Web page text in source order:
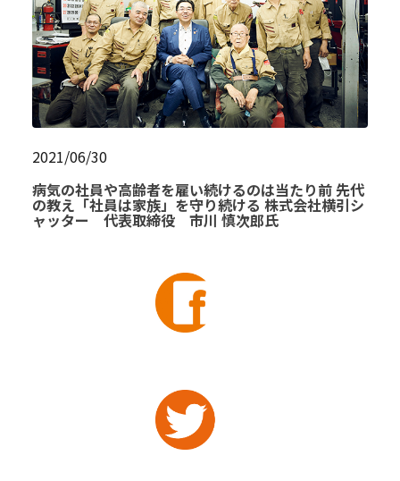
2021/06/30
病気の社員や高齢者を雇い続けるのは当たり前 先代
の教え「社員は家族」を守り続ける 株式会社横引シ
ャッター 代表取締役 市川 慎次郎氏